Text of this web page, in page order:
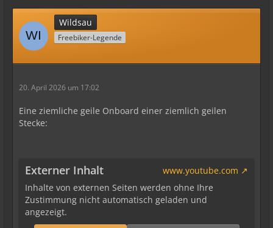
Wildsau
Freebiker-Legende
20. April 2026 um 17:02
Eine ziemliche geile Onboard einer ziemlich geilen
Stecke:
Externer Inhalt
www.youtube.com
Inhalte von externen Seiten werden ohne Ihre
Zustimmung nicht automatisch geladen und
angezeigt.